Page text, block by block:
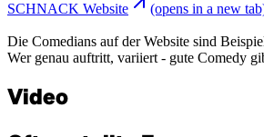
SCHNACK Website (opens in a new
Die Comedians auf der Website sind
Wer genau auftritt, variiert - gute Comedy
Video